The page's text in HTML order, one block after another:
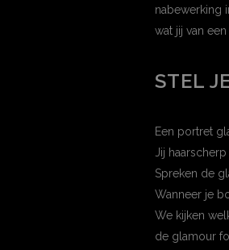
nabewerking
wat jij van
STEL
Een portret
Jij
Spreken de
Wanneer je
We kijken
de glamour